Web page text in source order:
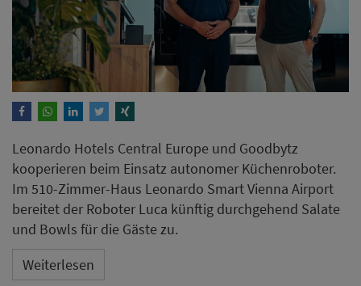
Leonardo Hotels Central Europe und Goodbytz
kooperieren beim Einsatz autonomer Küchenroboter.
Im 510-Zimmer-Haus Leonardo Smart Vienna Airport
bereitet der Roboter Luca künftig durchgehend Salate
und Bowls für die Gäste zu.
Weiterlesen